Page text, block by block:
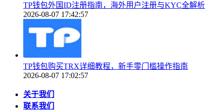
TP钱包外国ID注册指南，海外用户注册与KYC全解析
2026-08-07 17:42:57
TP钱包购买TRX详细教程，新手零门槛操作指南
2026-08-07 17:02:57
关于我们
联系我们